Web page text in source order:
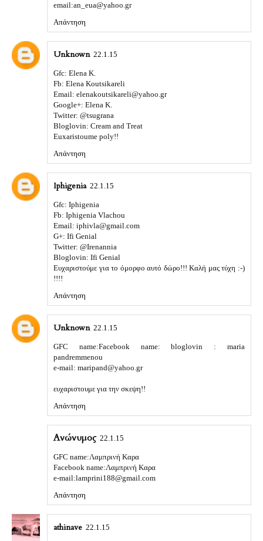
email:an_eua@yahoo.gr
Απάντηση
Unknown 22.1.15
Gfc: Elena K.
Fb: Elena Koutsikareli
Email: elenakoutsikareli@yahoo.gr
Google+: Elena K.
Twitter: @tsugrana
Bloglovin: Cream and Treat
Euxaristoume poly!!
Απάντηση
Iphigenia 22.1.15
Gfc: Iphigenia
Fb: Iphigenia Vlachou
Email: iphivla@gmail.com
G+: Ifi Genial
Twitter: @Irenannia
Bloglovin: Ifi Genial
Ευχαριστούμε για το όμορφο αυτό δώρο!!! Καλή μας τύχη :-)
!!!!
Απάντηση
Unknown 22.1.15
GFC name:Facebook name: bloglovin : maria
pandremmenou
e-mail: maripand@yahoo.gr
ευχαριστουμε για την σκεψη!!
Απάντηση
Ανώνυμος 22.1.15
GFC name:Λαμπρινή Καρα
Facebook name:Λαμπρινή Καρα
e-mail:lamprini188@gmail.com
Απάντηση
athinave 22.1.15